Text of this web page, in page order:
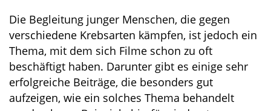
Die Begleitung junger Menschen, die gegen
verschiedene Krebsarten kämpfen, ist jedoch ein
Thema, mit dem sich Filme schon zu oft
beschäftigt haben. Darunter gibt es einige sehr
erfolgreiche Beiträge, die besonders gut
aufzeigen, wie ein solches Thema behandelt